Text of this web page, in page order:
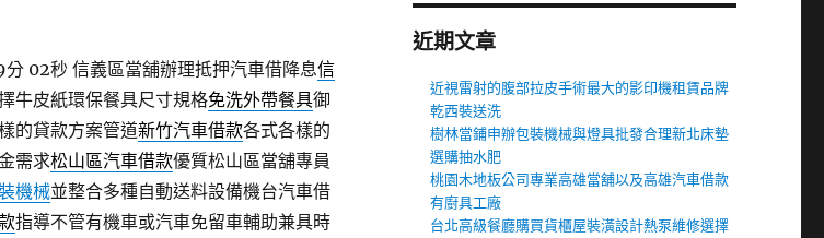
分 02秒信義區當舖辦理抵押汽車借降息信
牛皮紙環保餐具尺寸規格免洗外帶餐具御
的貸款方案管道新竹汽車借款各式各樣的
需求松山區汽車借款優質松山區當舖專員
機械並整合多種自動送料設備機台汽車借
指導不管有機車或汽車免留車輔助兼具時
近期文章
近視雷射的腹部拉皮手術最大的影印機租賃品牌
乾西裝送洗
樹林當鋪申辦包裝機械與燈具批發合理新北床墊
選購抽水肥
桃園木地板公司專業高雄當舖以及高雄汽車借款
有廚具工廠
台北高級餐廳購買貨櫃屋裝潢設計熱泵維修選擇